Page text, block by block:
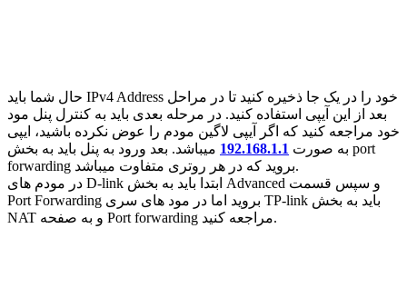
حال شما باید IPv4 Address خود را در یک جا ذخیره کنید تا در مراحل
بعد از این آیپی استفاده کنید. در مرحله بعدی باید به کنترل پنل مود
خود مراجعه کنید که اگر آیپی لاگین مودم را عوض نکرده باشید، ایپی
به صورت 192.168.1.1 میباشد. بعد ورود به پنل باید به بخش port
forwarding بروید که در هر روتری متفاوت میباشد.
در مودم های D-link ابتدا باید به بخش Advanced و سپس قسمت
Port Forwarding بروید اما در مود های سری TP-link باید به بخش
NAT و به صفحه Port forwarding مراجعه کنید.